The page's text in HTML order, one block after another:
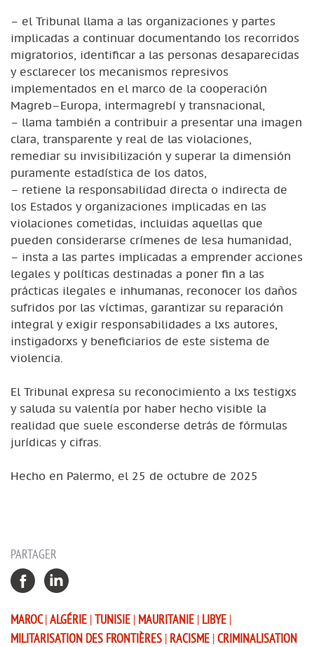
– el Tribunal llama a las organizaciones y partes
implicadas a continuar documentando los recorridos
migratorios, identificar a las personas desaparecidas
y esclarecer los mecanismos represivos
implementados en el marco de la cooperación
Magreb–Europa, intermagrebí y transnacional,
– llama también a contribuir a presentar una imagen
clara, transparente y real de las violaciones,
remediar su invisibilización y superar la dimensión
puramente estadística de los datos,
– retiene la responsabilidad directa o indirecta de
los Estados y organizaciones implicadas en las
violaciones cometidas, incluidas aquellas que
pueden considerarse crímenes de lesa humanidad,
– insta a las partes implicadas a emprender acciones
legales y políticas destinadas a poner fin a las
prácticas ilegales e inhumanas, reconocer los daños
sufridos por las víctimas, garantizar su reparación
integral y exigir responsabilidades a lxs autores,
instigadorxs y beneficiarios de este sistema de
violencia.
El Tribunal expresa su reconocimiento a lxs testigxs
y saluda su valentía por haber hecho visible la
realidad que suele esconderse detrás de fórmulas
jurídicas y cifras.
Hecho en Palermo, el 25 de octubre de 2025
PARTAGER
MAROC|ALGÉRIE |TUNISIE | MAURITANIE | LIBYE |
MILITARISATION DES FRONTIÈRES | RACISME |CRIMINALISATION